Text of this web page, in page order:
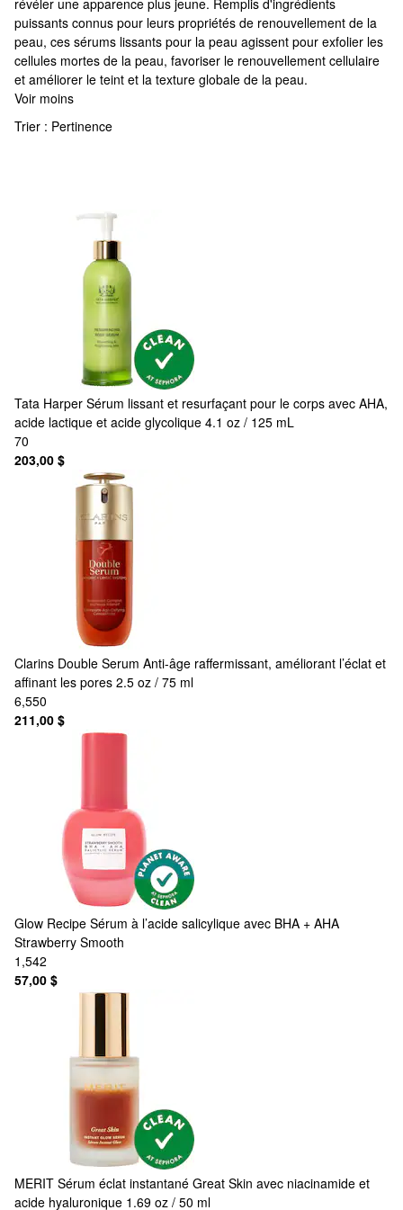
révéler une apparence plus jeune. Remplis d'ingrédients
puissants connus pour leurs propriétés de renouvellement de la
peau, ces sérums lissants pour la peau agissent pour exfolier les
cellules mortes de la peau, favoriser le renouvellement cellulaire
et améliorer le teint et la texture globale de la peau.
Voir moins
Trier : Pertinence
Tata Harper Sérum lissant et resurfaçant pour le corps avec AHA,
acide lactique et acide glycolique 4.1 oz / 125 mL
70
203,00 $
Clarins Double Serum Anti-âge raffermissant, améliorant l’éclat et
affinant les pores 2.5 oz / 75 ml
6,550
211,00 $
Glow Recipe Sérum à l’acide salicylique avec BHA + AHA
Strawberry Smooth
1,542
57,00 $
MERIT Sérum éclat instantané Great Skin avec niacinamide et
acide hyaluronique 1.69 oz / 50 ml